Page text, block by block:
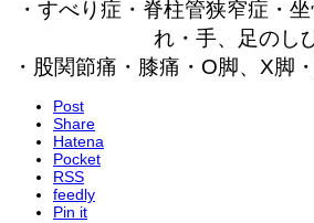
・すべり症・脊柱管狭窄症・
れ・手、足のし
・股関節痛・膝痛・O脚、X脚
Post
Share
Hatena
Pocket
RSS
feedly
Pin it